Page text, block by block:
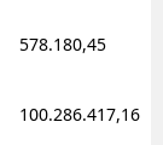
578.180,45
100.286.417,16